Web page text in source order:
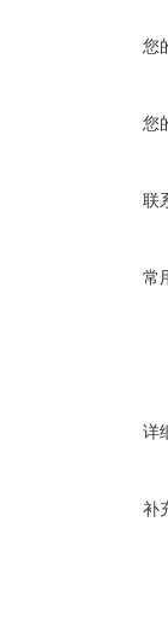
您
您
联
常
详
补